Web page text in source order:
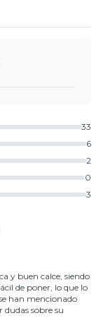
33
6
2
0
3
y buen calce, siendo
de poner, lo que lo
han mencionado
dudas sobre su